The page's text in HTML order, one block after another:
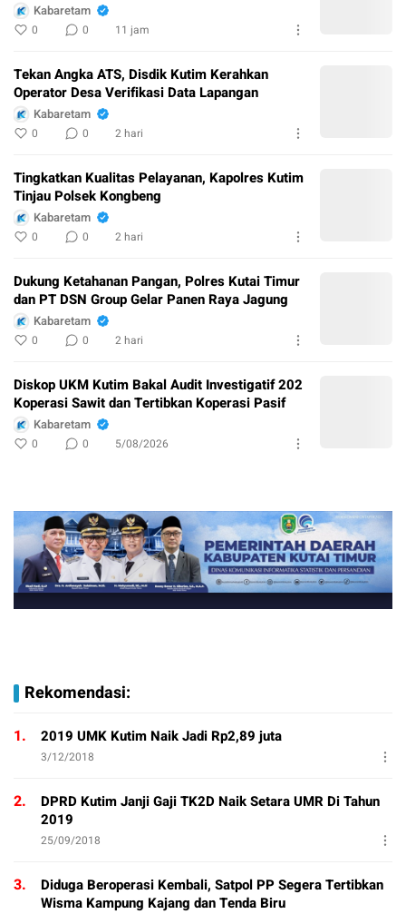
Kabaretam
0 0 11 jam
Tekan Angka ATS, Disdik Kutim Kerahkan
Operator Desa Verifikasi Data Lapangan
Kabaretam
0 0 2 hari
Tingkatkan Kualitas Pelayanan, Kapolres Kutim
Tinjau Polsek Kongbeng
Kabaretam
0 0 2 hari
Dukung Ketahanan Pangan, Polres Kutai Timur
dan PT DSN Group Gelar Panen Raya Jagung
Kabaretam
0 0 2 hari
Diskop UKM Kutim Bakal Audit Investigatif 202
Koperasi Sawit dan Tertibkan Koperasi Pasif
Kabaretam
0 0 5/08/2026
Rekomendasi:
1. 2019 UMK Kutim Naik Jadi Rp2,89 juta
3/12/2018
2.
DPRD Kutim Janji Gaji TK2D Naik Setara UMR Di Tahun
2019
25/09/2018
3.
Diduga Beroperasi Kembali, Satpol PP Segera Tertibkan
Wisma Kampung Kajang dan Tenda Biru